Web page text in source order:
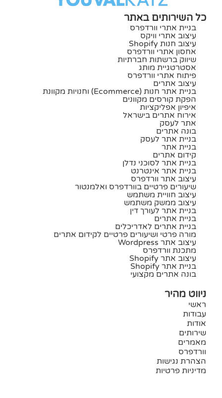
כל השירותים באתר
בניית אתרי וורדפרס
עיצוב אתרי וויקס
עיצוב חנות Shopify
אחסון אתרי וורדפרס
שיווק ברשתות חברתיות
אסטרטגיית מותג
פיתוח אתרי וורדפרס
עיצוב אתרים
בניית אתר חנות (ecommerce) וחנויות מקוונת
הפקת קורסים מקוונים
איפיון אפליקציות
אירוח אתרים בישראל
אתר לעסק
בונה אתרים
בניית אתר לעסק
בניית אתר
קידום אתרים
בניית אתר לסוכני נדלן
בניית אתר אינטרנט
עיצוב אתר וורדפרס
שיעורים פרטיים בוורדפרס ואלמנטור
עיצוב חוויית משתמש
עיצוב ממשק משתמש
בניית אתר לעורך דין
בניית אתרים
בניית אתרים לאדריכלים
מורה פרטי ושיעורים פרטיים לקידום אתרים
עיצוב אתר Wordpress
מתכנת וורדפרס
עיצוב אתר Shopify
בניית אתר Shopify
בונה אתרים מקצועי
ניווט מהיר
ראשי
עבודות
אודות
שירותים
מאמרים
וורדפרס
הצהרת נגישות
מדיניות פרטיות